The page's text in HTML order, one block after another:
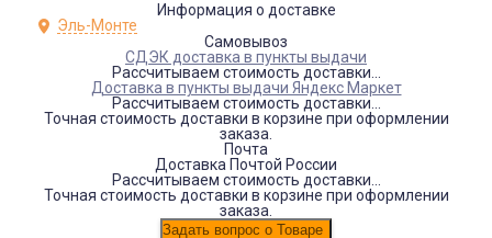
Информация о доставке
Эль-Монте
Самовывоз
СДЭК доставка в пункты выдачи
Рассчитываем стоимость доставки...
Доставка в пункты выдачи Яндекс Маркет
Рассчитываем стоимость доставки...
Точная стоимость доставки в корзине при оформлении
заказа.
Почта
Доставка Почтой России
Рассчитываем стоимость доставки...
Точная стоимость доставки в корзине при оформлении
заказа.